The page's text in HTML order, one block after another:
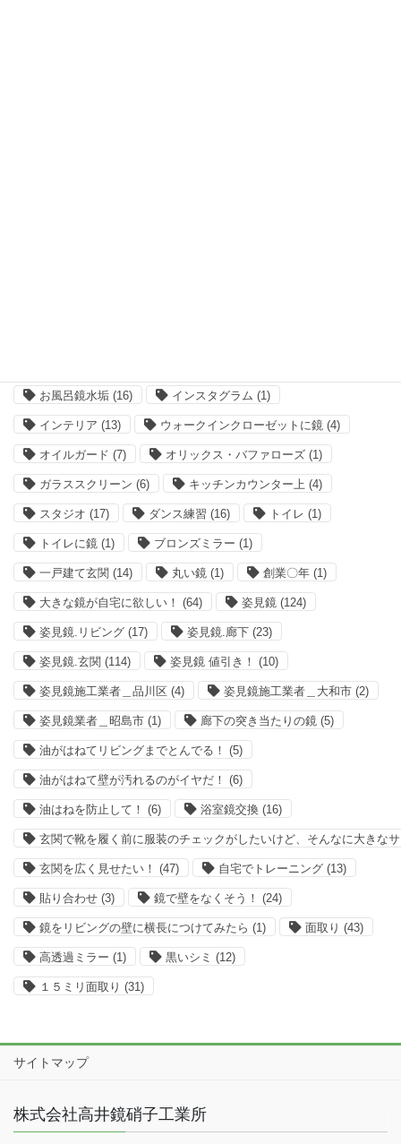
お風呂鏡水垢 (16) インスタグラム (1)
インテリア (13) ウォークインクローゼットに鏡 (4)
オイルガード (7) オリックス・バファローズ (1)
ガラススクリーン (6) キッチンカウンター上 (4)
スタジオ (17) ダンス練習 (16) トイレ (1)
トイレに鏡 (1) ブロンズミラー (1)
一戸建て玄関 (14) 丸い鏡 (1) 創業〇年 (1)
大きな鏡が自宅に欲しい！ (64) 姿見鏡 (124)
姿見鏡.リビング (17) 姿見鏡.廊下 (23)
姿見鏡.玄関 (114) 姿見鏡 値引き！ (10)
姿見鏡施工業者＿品川区 (4) 姿見鏡施工業者＿大和市 (2)
姿見鏡業者＿昭島市 (1) 廊下の突き当たりの鏡 (5)
油がはねてリビングまでとんでる！ (5)
油がはねて壁が汚れるのがイヤだ！ (6)
油はねを防止して！ (6) 浴室鏡交換 (16)
玄関で靴を履く前に服装のチェックがしたいけど、そんなに大きな
玄関を広く見せたい！ (47) 自宅でトレーニング (13)
貼り合わせ (3) 鏡で壁をなくそう！ (24)
鏡をリビングの壁に横長につけてみたら (1) 面取り (43)
高透過ミラー (1) 黒いシミ (12)
１５ミリ面取り (31)
サイトマップ
株式会社高井鏡硝子工業所